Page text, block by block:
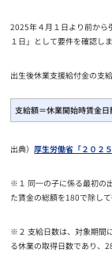
2025年４月１日より前から
１日」として要件を確認しま
出生後休業支援給付金の支
支給額＝休業開始時賃金
出典）厚生労働省「２０２
※１ 同一の子に係る最初の
た賃金の総額を180で除して
※２ 支給日数は、対象期間
る休業の取得日数であり、